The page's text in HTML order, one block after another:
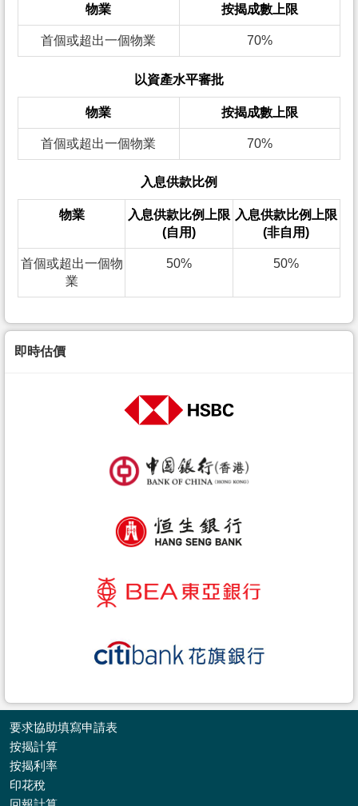
收
物業 按揭成數上限
首個或超出一個物業 70%
以資產水平審批
物業 按揭成數上限
首個或超出一個物業 70%
入息供款比例
物業
入息供款比例上限
(自用)
入息供款比例上限
(非自用)
首個或超出一個物
業
50% 50%
即時估價
要求協助填寫申請表
按揭計算
按揭利率
印花稅